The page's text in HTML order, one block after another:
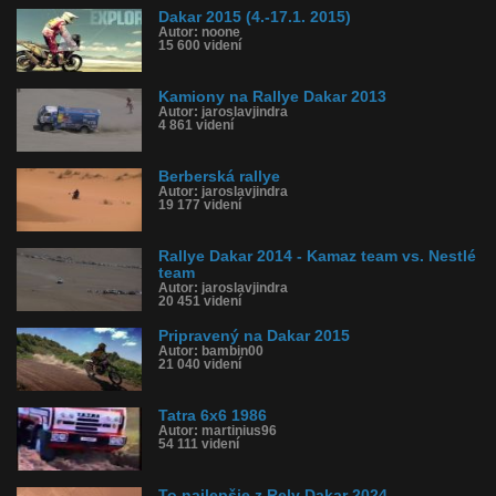
Dakar 2015 (4.-17.1. 2015)
Autor: noone
15 600 videní
Kamiony na Rallye Dakar 2013
Autor: jaroslavjindra
4 861 videní
Berberská rallye
Autor: jaroslavjindra
19 177 videní
Rallye Dakar 2014 - Kamaz team vs. Nestlé
team
Autor: jaroslavjindra
20 451 videní
Pripravený na Dakar 2015
Autor: bambin00
21 040 videní
Tatra 6x6 1986
Autor: martinius96
54 111 videní